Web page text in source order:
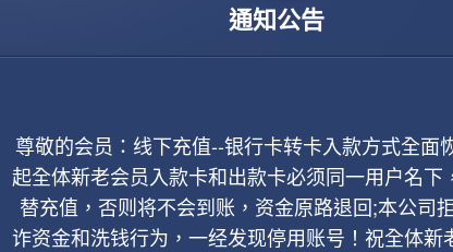
通知公告
尊敬的会员：线下充值--银行卡转卡入款方式全面
起全体新老会员入款卡和出款卡必须同一用户名下
替充值，否则将不会到账，资金原路退回;本公司
诈资金和洗钱行为，一经发现停用账号！祝全体新